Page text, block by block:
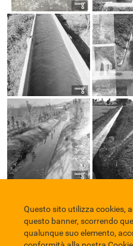
Comune di Eboli Servizio
Credits
Questo sito utilizza cookies,
questo banner, scorrendo
qualunque suo elemento,